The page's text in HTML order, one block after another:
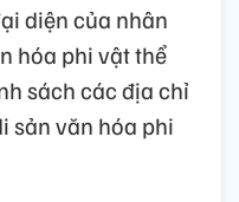
diện của nhân
hóa phi vật thể
sách các địa chỉ
sản văn hóa phi